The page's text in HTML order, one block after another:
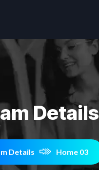
Details
Home 03
Details